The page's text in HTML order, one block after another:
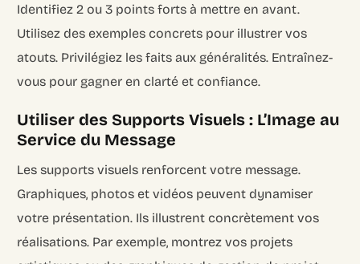
Identifiez 2 ou 3 points forts à mettre en avant.
Utilisez des exemples concrets pour illustrer vos
atouts. Privilégiez les faits aux généralités. Entraînez-
vous pour gagner en clarté et confiance.
Utiliser des Supports Visuels : L’Image au
Service du Message
Les supports visuels renforcent votre message.
Graphiques, photos et vidéos peuvent dynamiser
votre présentation. Ils illustrent concrètement vos
réalisations. Par exemple, montrez vos projets